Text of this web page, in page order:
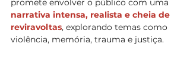
promete envolver o público com uma
narrativa intensa, realista e cheia de
reviravoltas, explorando temas como
violência, memória, trauma e justiça.